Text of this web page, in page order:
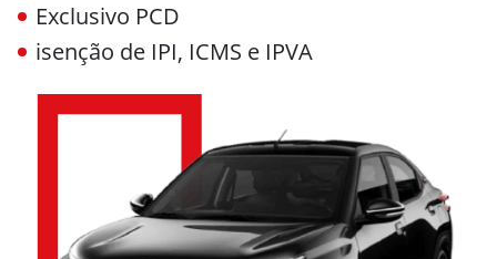
Exclusivo PCD
isenção de IPI, ICMS e IPVA